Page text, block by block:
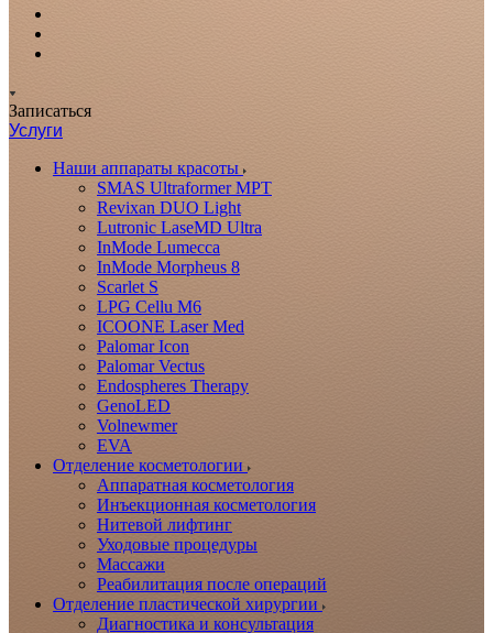
Записаться
Услуги
Наши аппараты красоты
SMAS Ultraformer MPT
Revixan DUO Light
Lutronic LaseMD Ultra
InMode Lumecca
InMode Morpheus 8
Scarlet S
LPG Cellu M6
ICOONE Laser Med
Palomar Icon
Palomar Vectus
Endospheres Therapy
GenoLED
Volnewmer
EVA
Отделение косметологии
Аппаратная косметология
Инъекционная косметология
Нитевой лифтинг
Уходовые процедуры
Массажи
Реабилитация после операций
Отделение пластической хирургии
Диагностика и консультация